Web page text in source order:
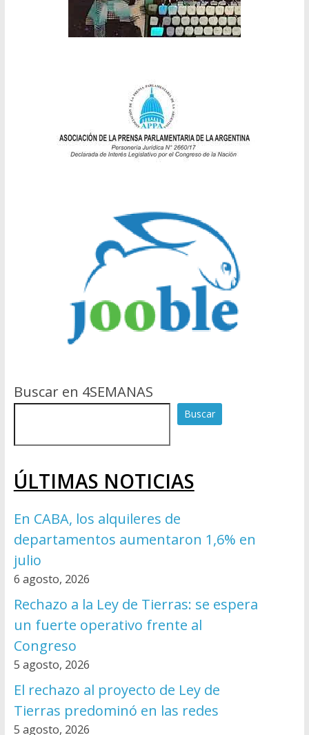
Buscar en 4SEMANAS
Buscar
ÚLTIMAS NOTICIAS
En CABA, los alquileres de
departamentos aumentaron 1,6% en
julio
6 agosto, 2026
Rechazo a la Ley de Tierras: se espera
un fuerte operativo frente al
Congreso
5 agosto, 2026
El rechazo al proyecto de Ley de
Tierras predominó en las redes
5 agosto, 2026